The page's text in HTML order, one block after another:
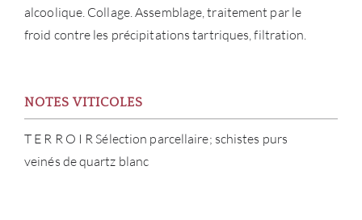
alcoolique. Collage. Assemblage, traitement par le
froid contre les précipitations tartriques, filtration.
NOTES VITICOLES
T E R R O I R Sélection parcellaire; schistes purs
veinés de quartz blanc